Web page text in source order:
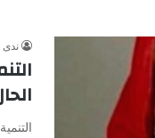
ندى